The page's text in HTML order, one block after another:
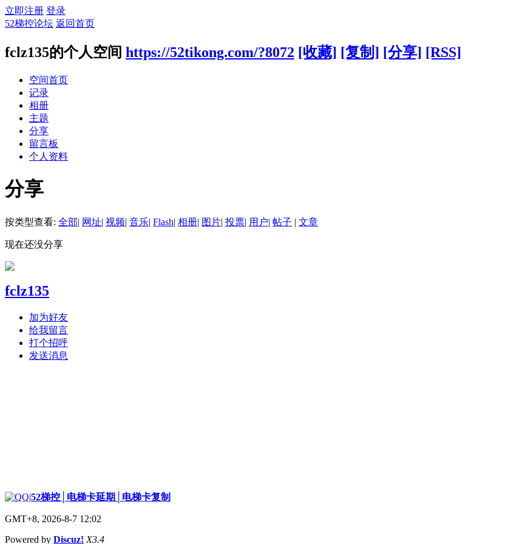
立即注册 登录
52梯控论坛 返回首页
fclz135的个人空间 https://52tikong.com/?8072 [收藏] [复制] [分享] [RSS]
空间首页
记录
相册
主题
分享
留言板
个人资料
分享
按类型查看: 全部| 网址| 视频| 音乐| Flash| 相册| 图片| 投票| 用户| 帖子 | 文章
现在还没分享
fclz135
加为好友
给我留言
打个招呼
发送消息
|52梯控│电梯卡延期│电梯卡复制
GMT+8, 2026-8-7 12:02
Powered by Discuz! X3.4